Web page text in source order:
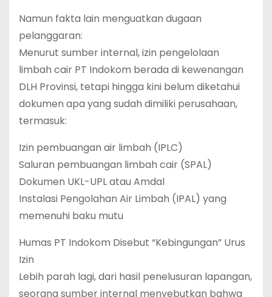
Namun fakta lain menguatkan dugaan
pelanggaran:
Menurut sumber internal, izin pengelolaan
limbah cair PT Indokom berada di kewenangan
DLH Provinsi, tetapi hingga kini belum diketahui
dokumen apa yang sudah dimiliki perusahaan,
termasuk:
Izin pembuangan air limbah (IPLC)
Saluran pembuangan limbah cair (SPAL)
Dokumen UKL-UPL atau Amdal
Instalasi Pengolahan Air Limbah (IPAL) yang
memenuhi baku mutu
Humas PT Indokom Disebut “Kebingungan” Urus
Izin
Lebih parah lagi, dari hasil penelusuran lapangan,
seorang sumber internal menyebutkan bahwa